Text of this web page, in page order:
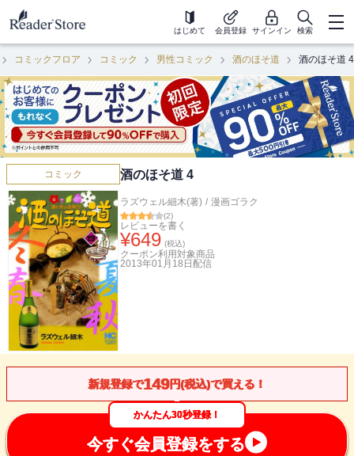
はじめて 会員登録 サインイン 検索
コミックフロア コミック 男性コミック 酒のほそ道 酒のほそ道 4
コミック 酒のほそ道 4
ラズウェル細木(著) / 漫画ゴラク
(2)
レビューを書く
¥649 (税込)
クーポン利用対象商品
2013年01月18日 配信
新規登録で149円(税込)で買える！
かんたん30秒登録！
今すぐ会員登録をする